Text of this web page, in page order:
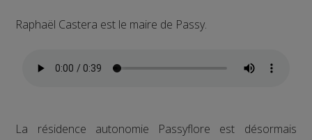
Raphaël Castera est le maire de Passy.
La résidence autonomie Passyflore est désormais